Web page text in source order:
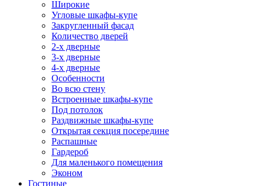
Широкие
Угловые шкафы-купе
Закругленный фасад
Количество дверей
2-х дверные
3-х дверные
4-х дверные
Особенности
Во всю стену
Встроенные шкафы-купе
Под потолок
Раздвижные шкафы-купе
Открытая секция посередине
Распашные
Гардероб
Для маленького помещения
Эконом
Гостиные